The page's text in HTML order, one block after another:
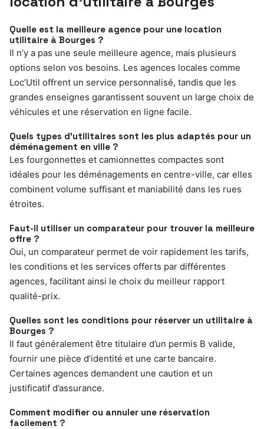
Quelle est la meilleure agence pour une location
utilitaire à Bourges ?
Il n’y a pas une seule meilleure agence, mais plusieurs
options selon vos besoins. Les agences locales comme
Loc’Util offrent un service personnalisé, tandis que les
grandes enseignes garantissent souvent un large choix de
véhicules et une réservation en ligne facile.
Quels types d’utilitaires sont les plus adaptés pour un
déménagement en ville ?
Les fourgonnettes et camionnettes compactes sont
idéales pour les déménagements en centre-ville, car elles
combinent volume suffisant et maniabilité dans les rues
étroites.
Faut-il utiliser un comparateur pour trouver la meilleure
offre ?
Oui, un comparateur permet de voir rapidement les tarifs,
les conditions et les services offerts par différentes
agences, facilitant ainsi le choix du meilleur rapport
qualité-prix.
Quelles sont les conditions pour réserver un utilitaire à
Bourges ?
Il faut généralement être titulaire d’un permis B valide,
fournir une pièce d’identité et une carte bancaire.
Certaines agences demandent une caution et un
justificatif d’assurance.
Comment modifier ou annuler une réservation
facilement ?